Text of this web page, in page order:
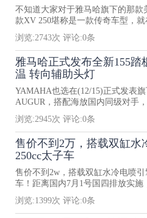
不知道大家对于雅马哈旗下的那
款XV 250堪称是一款传奇车型，
浏览:2743次 评论:0条
雅马哈正式发布全新155踏
温 转向辅助头灯
YAMAHA也选在(12/15)正式发表
AUGUR，搭配海放国内同级对手
浏览:2945次 评论:0条
售价不到2万，搭载双缸水
250cc太子车
售价不到2w，搭载双缸水冷电喷
车！距离国内7月1号国四排放实施
浏览:1399次 评论:0条